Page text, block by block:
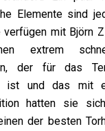
Elemente sind
verfügen mit Björn
extrem
der für das
ist und das mit
hatten sie
der besten